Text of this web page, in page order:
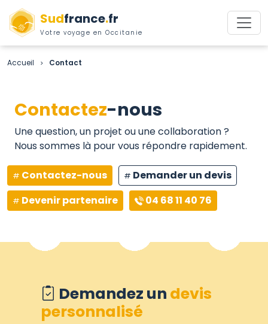
Sudfrance.fr
Votre voyage en Occitanie
Accueil > Contact
Contactez-nous
Une question, un projet ou une collaboration ?
Nous sommes là pour vous répondre rapidement.
Contactez-nous
Demander un devis
Devenir partenaire
04 68 11 40 76
Demandez un devis
personnalisé